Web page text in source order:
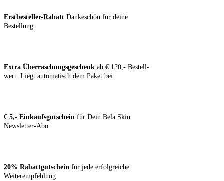
Erst­be­stel­ler-Rabatt Dan­ke­schön für dei­ne
Bestellung
Extra Über­ra­schungs­ge­schenk ab € 120,- Bestell­
wert. Liegt auto­ma­tisch dem Paket bei
€ 5,- Ein­kaufs­gut­schein für Dein Bela Skin
Newsletter-Abo
20% Rabatt­gut­schein für jede erfolg­rei­che
Weiterempfehlung